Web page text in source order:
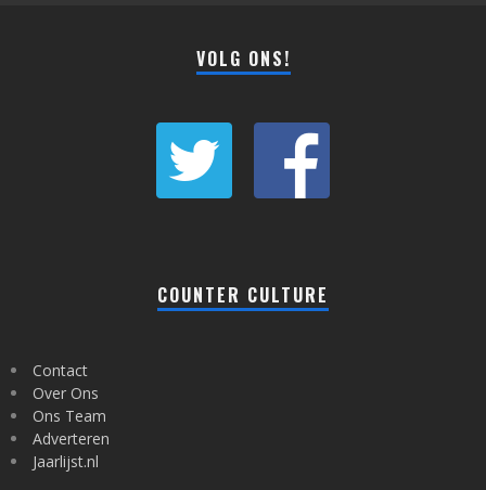
VOLG ONS!
COUNTER CULTURE
Contact
Over Ons
Ons Team
Adverteren
Jaarlijst.nl